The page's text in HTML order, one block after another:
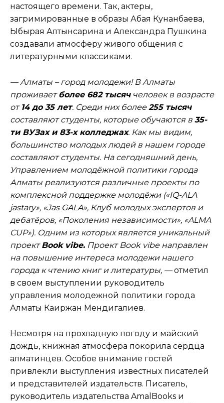
настоящего времени. Так, актеры,
загримированные в образы Абая Кунанбаева,
Ыбырая Алтынсарина и Александра Пушкина
создавали атмосферу живого общения с
литературными классиками.
— Алматы – город молодежи! В Алматы
проживаетболее 682 тысяччеловек в возрасте
от 14 до 35 лет. Среди них более255 тысяч
составляют студенты, которые обучаются в 35-
ти ВУЗах и 83-х колледжах. Как мы видим,
большинство молодых людей в нашем городе
составляют студенты. На сегодняшний день,
Управлением молодёжной политики города
Алматы реализуются различные проекты по
комплексной поддержке молодёжи («IQ-ALA
jastary», «Jas GALA», Клуб молодых экспертов и
дебатёров, «Поколения независимости», «ALMA
CUP»). Одним из которых является уникальный
проектBook vibe. Проект Book vibe направлен
на повышение интереса молодежи нашего
города к чтению книг и литературы, —отметил
в своем выступлении руководитель
управления молодежной политики города
Алматы Каиржан Мендигалиев.
Несмотря на прохладную погоду и майский
дождь, книжная атмосфера покорила сердца
алматинцев. Особое внимание гостей
привлекли выступления известных писателей
и представителей издательств. Писатель,
руководитель издательства AmalBooks и